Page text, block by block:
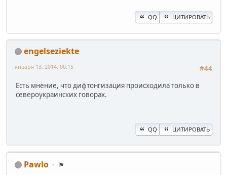
QQ ЦИТИРОВАТЬ
engelseziekte
#44
января 13, 2014, 00:15
Есть мнение, что дифтонгизация происходила только в
североукраинских говорах.
QQ ЦИТИРОВАТЬ
Pawlo
⚑